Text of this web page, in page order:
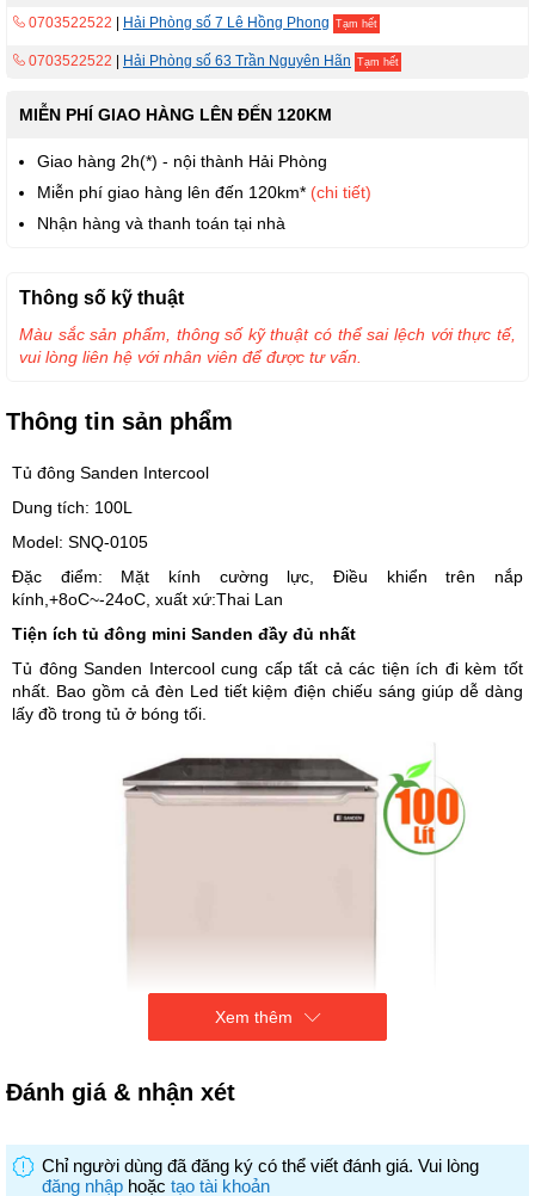
0703522522 Hải Phòng số 7 Lê Hồng Phong Tạm hết
0703522522 Hải Phòng số 63 Trần Nguyên Hãn Tạm hết
MIỄN PHÍ GIAO HÀNG LÊN ĐẾN 120KM
Giao hàng 2h(*) - nội thành Hải Phòng
Miễn phí giao hàng lên đến 120km* (chi tiết)
Nhận hàng và thanh toán tại nhà
Thông tin sản phẩm
Tủ đông Sanden Intercool
Dung tích: 100L
Model: SNQ-0105
Đặc điểm: Mặt kính cường lực, Điều khiển trên nắp
kính,+8oC~-24oC, xuất xứ:Thai Lan
Tiện ích tủ đông mini Sanden đầy đủ nhất
Tủ đông Sanden Intercool cung cấp tất cả các tiện ích đi kèm tốt
nhất. Bao gồm cả đèn Led tiết kiệm điện chiếu sáng giúp dễ dàng
lấy đồ trong tủ ở bóng tối.
Xem thêm
Thông số kỹ thuật
Màu sắc sản phẩm, thông số kỹ thuật có thể sai lệch với thực tế,
vui lòng liên hệ với nhân viên để được tư vấn.
Đánh giá & nhận xét
Chỉ người dùng đã đăng ký có thể viết đánh giá. Vui lòng
đăng nhập hoặc tạo tài khoản